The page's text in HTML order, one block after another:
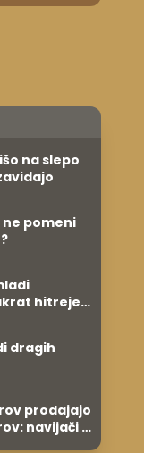
na slepo
ne pomeni
hitreje
dragih
prodajajo
navijači in